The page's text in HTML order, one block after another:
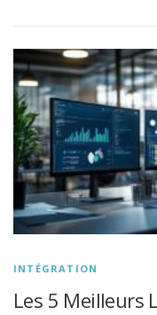
INTÉGRATION
Les 5 Meilleurs